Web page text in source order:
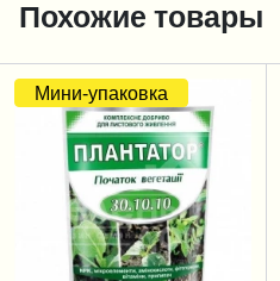
Похожие товары
Мини-упаковка